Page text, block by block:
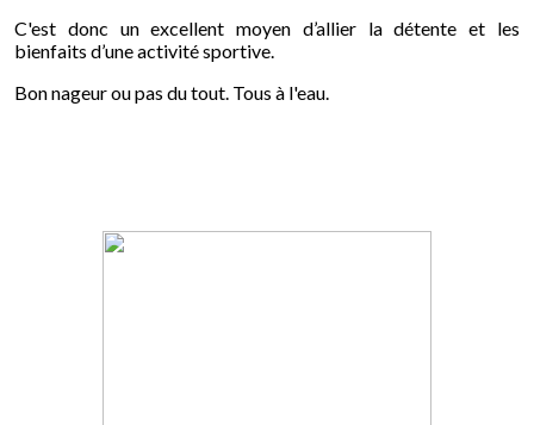
C'est donc un excellent moyen d’allier la détente et les
bienfaits d’une activité sportive.
Bon nageur ou pas du tout. Tous à l'eau.